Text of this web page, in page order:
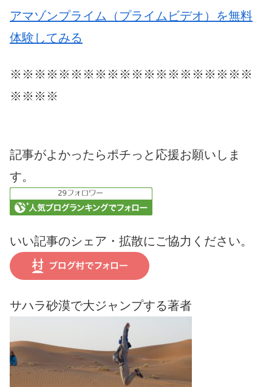
アマゾンプライム（プライムビデオ）を無料
体験してみる
※※※※※※※※※※※※※※※※※※※※
※※※※
記事がよかったらポチっと応援お願いしま
す。
いい記事のシェア・拡散にご協力ください。
サハラ砂漠で大ジャンプする著者